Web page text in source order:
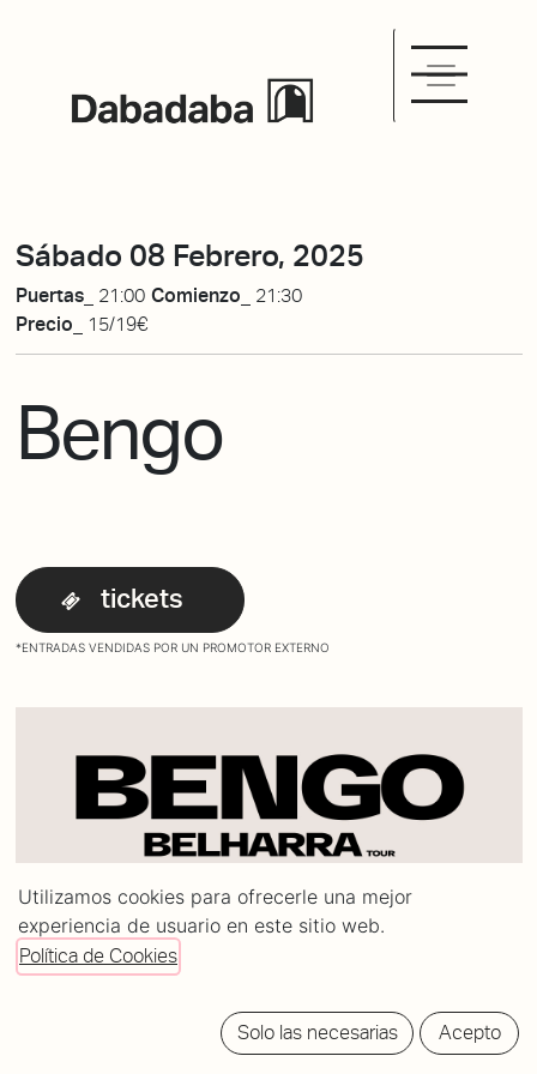
Sábado 08 Febrero, 2025
Puertas_ 21:00 Comienzo_ 21:30
Precio_
15/19€
Bengo
tickets
*ENTRADAS VENDIDAS POR UN PROMOTOR EXTERNO
Utilizamos cookies para ofrecerle una mejor
experiencia de usuario en este sitio web.
Política de Cookies
Solo las necesarias Acepto